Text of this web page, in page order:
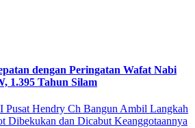
dengan Peringatan Wafat Nabi
1.395 Tahun Silam
Pusat Hendry Ch Bangun Ambil Langkah
Dibekukan dan Dicabut Keanggotaannya